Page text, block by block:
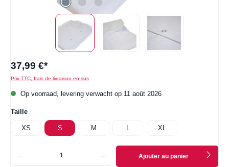
37,99 €*
Prix TTC, frais de livraison en sus
Op voorraad, levering verwacht op 11 août 2026
Sélectionnez
Taille
XS S M XL
Quantité de produit : Entrez la quantité souhaitée ou utilisez les boutons pour augmenter
Ajouter au panier